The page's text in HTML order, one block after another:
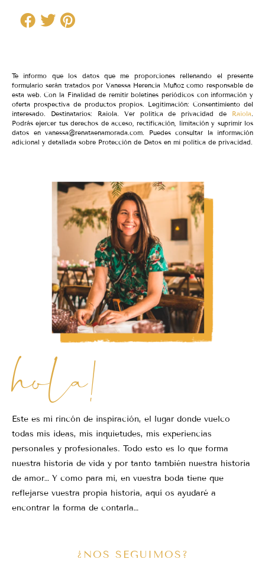
Te informo que los datos que me proporciones rellenando el presente
formulario serán tratados por Vanessa Herencia Muñoz como responsable de
esta web. Con la Finalidad de remitir boletines periódicos con información y
oferta prospectiva de productos propios. Legitimación: Consentimiento del
interesado. Destinatarios: Raiola. Ver política de privacidad de Raiola.
Podrás ejercer tus derechos de acceso, rectificación, limitación y suprimir los
datos en vanessa@renataenamorada.com. Puedes consultar la información
adicional y detallada sobre Protección de Datos en mi política de privacidad.
hola!
Este es mi rincón de inspiración, el lugar donde vuelco
todas mis ideas, mis inquietudes, mis experiencias
personales y profesionales. Todo esto es lo que forma
nuestra historia de vida y por tanto también nuestra historia
de amor… Y como para mi, en vuestra boda tiene que
reflejarse vuestra propia historia, aquí os ayudaré a
encontrar la forma de contarla…
¿NOS SEGUIMOS?